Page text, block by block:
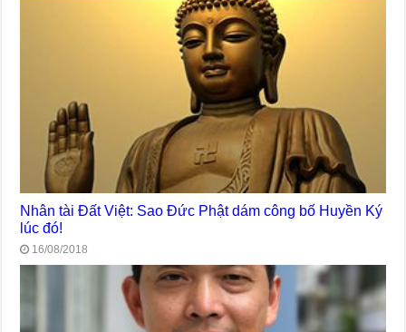
Nhân tài Đất Việt: Sao Đức Phật dám công bố Huyền Ký
lúc đó!
16/08/2018